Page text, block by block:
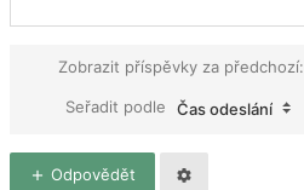
Zobrazit příspěvky za předchozí:
Seřadit podle
Čas odeslání
Odpovědět